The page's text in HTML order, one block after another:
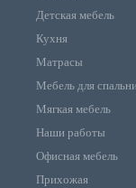
Детская мебель
Кухня
Матрасы
Мебель для
Мягкая мебель
Наши работы
Офисная мебель
Прихожая